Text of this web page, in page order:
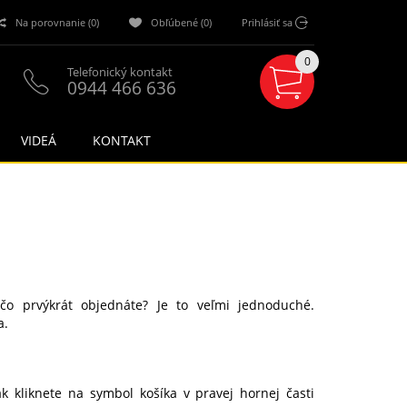
prvýkrát objednáte? Je to veľmi jednoduché.
kliknete na symbol košíka v pravej hornej časti
Na porovnanie (0) Obľúbené (0) Prihlásiť sa
Telefonický kontakt
0944 466 636
0
VIDEÁ KONTAKT